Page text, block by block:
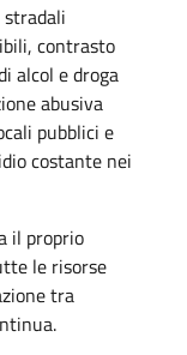
contrasto
alcol e droga
abusiva
pubblici e
costante nei
il proprio
le risorse
tra